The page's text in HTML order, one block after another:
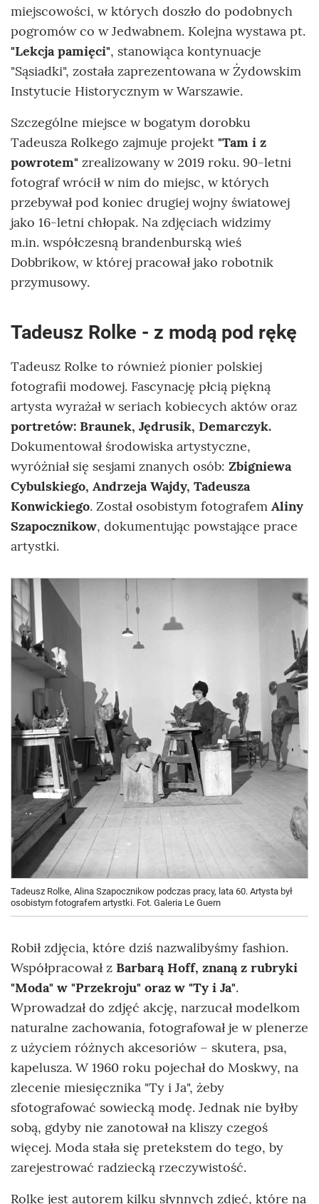
miejscowości, w których doszło do podobnych
pogromów co w Jedwabnem. Kolejna wystawa pt.
"Lekcja pamięci", stanowiąca kontynuacje
"Sąsiadki", została zaprezentowana w Żydowskim
Instytucie Historycznym w Warszawie.
Szczególne miejsce w bogatym dorobku
Tadeusza Rolkego zajmuje projekt "Tam i z
powrotem" zrealizowany w 2019 roku. 90-letni
fotograf wrócił w nim do miejsc, w których
przebywał pod koniec drugiej wojny światowej
jako 16-letni chłopak. Na zdjęciach widzimy
m.in. współczesną brandenburską wieś
Dobbrikow, w której pracował jako robotnik
przymusowy.
Tadeusz Rolke - z modą pod rękę
Tadeusz Rolke to również pionier polskiej
fotografii modowej. Fascynację płcią piękną
artysta wyrażał w seriach kobiecych aktów oraz
portretów: Braunek, Jędrusik, Demarczyk.
Dokumentował środowiska artystyczne,
wyróżniał się sesjami znanych osób: Zbigniewa
Cybulskiego, Andrzeja Wajdy, Tadeusza
Konwickiego. Został osobistym fotografem Aliny
Szapocznikow, dokumentując powstające prace
artystki.
Tadeusz Rolke, Alina Szapocznikow podczas pracy, lata 60. Artysta był
osobistym fotografem artystki. Fot. Galeria Le Guern
Robił zdjęcia, które dziś nazwalibyśmy fashion.
Współpracował z Barbarą Hoff, znaną z rubryki
"Moda" w "Przekroju" oraz w "Ty i Ja".
Wprowadzał do zdjęć akcję, narzucał modelkom
naturalne zachowania, fotografował je w plenerze
z użyciem różnych akcesoriów – skutera, psa,
kapelusza. W 1960 roku pojechał do Moskwy, na
zlecenie miesięcznika "Ty i Ja", żeby
sfotografować sowiecką modę. Jednak nie byłby
sobą, gdyby nie zanotował na kliszy czegoś
więcej. Moda stała się pretekstem do tego, by
zarejestrować radziecką rzeczywistość.
Rolke jest autorem kilku słynnych zdjęć, które na